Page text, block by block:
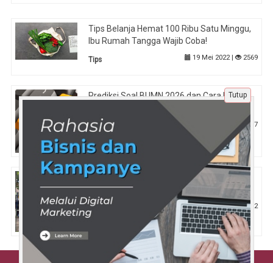
Tips Belanja Hemat 100 Ribu Satu Minggu,
Ibu Rumah Tangga Wajib Coba!
Tips 19 Mei 2022 | 2569
Prediksi Soal BUMN 2026 dan Cara Efektif
Tryout Agar Lolos dengan Mudah
Pendidikan 28 Apr 2025 | 567
Manfaat Kantin Sehat di Sekolah untuk
Tumbuh Kembang Siswa
Pendidikan 6 Nov 2024 | 1002
Tutup